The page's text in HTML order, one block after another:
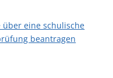
über eine schulische
beantragen